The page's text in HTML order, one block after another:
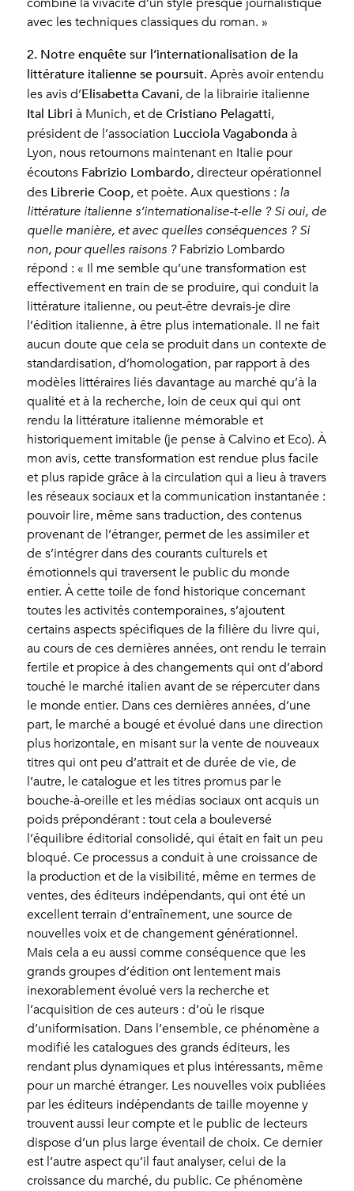
combine la vivacité d’un style presque journalistique
avec les techniques classiques du roman. »
2. Notre enquête sur l’internationalisation de la
littérature italienne se poursuit. Après avoir entendu
les avis d’Elisabetta Cavani, de la librairie italienne
Ital Libri à Munich, et deCristiano Pelagatti,
président de l’association Lucciola Vagabonda à
Lyon, nous retournons maintenant en Italie pour
écoutons Fabrizio Lombardo, directeur opérationnel
des Librerie Coop, et poète. Aux questions : la
littérature italienne s’internationalise-t-elle ? Si oui, de
quelle manière, et avec quelles conséquences ? Si
non, pour quelles raisons ?Fabrizio Lombardo
répond : « Il me semble qu’une transformation est
effectivement en train de se produire, qui conduit la
littérature italienne, ou peut-être devrais-je dire
l’édition italienne, à être plus internationale. Il ne fait
aucun doute que cela se produit dans un contexte de
standardisation, d’homologation, par rapport à des
modèles littéraires liés davantage au marché qu’à la
qualité et à la recherche, loin de ceux qui qui ont
rendu la littérature italienne mémorable et
historiquement imitable (je pense à Calvino et Eco). À
mon avis, cette transformation est rendue plus facile
et plus rapide grâce à la circulation qui a lieu à travers
les réseaux sociaux et la communication instantanée :
pouvoir lire, même sans traduction, des contenus
provenant de l’étranger, permet de les assimiler et
de s’intégrer dans des courants culturels et
émotionnels qui traversent le public du monde
entier. À cette toile de fond historique concernant
toutes les activités contemporaines, s’ajoutent
certains aspects spécifiques de la filière du livre qui,
au cours de ces dernières années, ont rendu le terrain
fertile et propice à des changements qui ont d’abord
touché le marché italien avant de se répercuter dans
le monde entier. Dans ces dernières années, d’une
part, le marché a bougé et évolué dans une direction
plus horizontale, en misant sur la vente de nouveaux
titres qui ont peu d’attrait et de durée de vie, de
l’autre, le catalogue et les titres promus par le
bouche-à-oreille et les médias sociaux ont acquis un
poids prépondérant : tout cela a bouleversé
l’équilibre éditorial consolidé, qui était en fait un peu
bloqué. Ce processus a conduit à une croissance de
la production et de la visibilité, même en termes de
ventes, des éditeurs indépendants, qui ont été un
excellent terrain d’entraînement, une source de
nouvelles voix et de changement générationnel.
Mais cela a eu aussi comme conséquence que les
grands groupes d’édition ont lentement mais
inexorablement évolué vers la recherche et
l’acquisition de ces auteurs : d’où le risque
d’uniformisation. Dans l’ensemble, ce phénomène a
modifié les catalogues des grands éditeurs, les
rendant plus dynamiques et plus intéressants, même
pour un marché étranger. Les nouvelles voix publiées
par les éditeurs indépendants de taille moyenne y
trouvent aussi leur compte et le public de lecteurs
dispose d’un plus large éventail de choix. Ce dernier
est l’autre aspect qu’il faut analyser, celui de la
croissance du marché, du public. Ce phénomène